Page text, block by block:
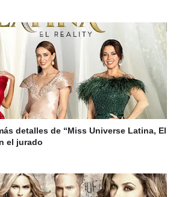
detalles de “Miss Universe Latina, El
el jurado